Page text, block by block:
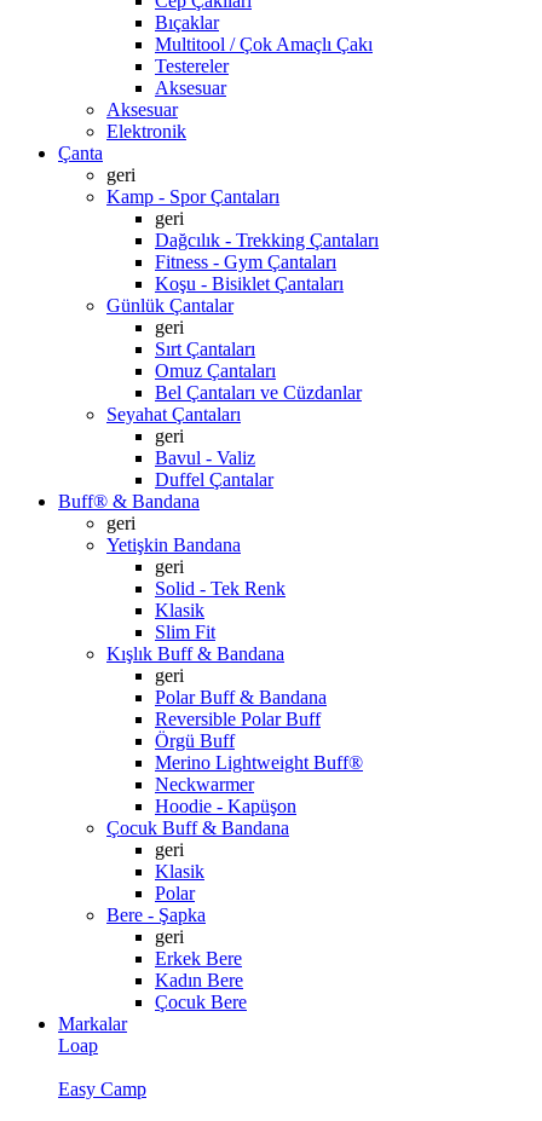
Bıçaklar
Multitool / Çok Amaçlı Çakı
Testereler
Aksesuar
Aksesuar
Elektronik
Çanta
geri
Kamp - Spor Çantaları
geri
Dağcılık - Trekking Çantaları
Fitness - Gym Çantaları
Koşu - Bisiklet Çantaları
Günlük Çantalar
geri
Sırt Çantaları
Omuz Çantaları
Bel Çantaları ve Cüzdanlar
Seyahat Çantaları
geri
Bavul - Valiz
Duffel Çantalar
Buff® & Bandana
geri
Yetişkin Bandana
geri
Solid - Tek Renk
Klasik
Slim Fit
Kışlık Buff & Bandana
geri
Polar Buff & Bandana
Reversible Polar Buff
Örgü Buff
Merino Lightweight Buff®
Neckwarmer
Hoodie - Kapüşon
Çocuk Buff & Bandana
geri
Klasik
Polar
Bere - Şapka
geri
Erkek Bere
Kadın Bere
Çocuk Bere
Markalar
Loap
Easy Camp